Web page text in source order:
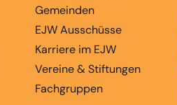
Gemeinden
EJW Ausschüsse
Karriere im EJW
Vereine & Stiftungen
Fachgruppen